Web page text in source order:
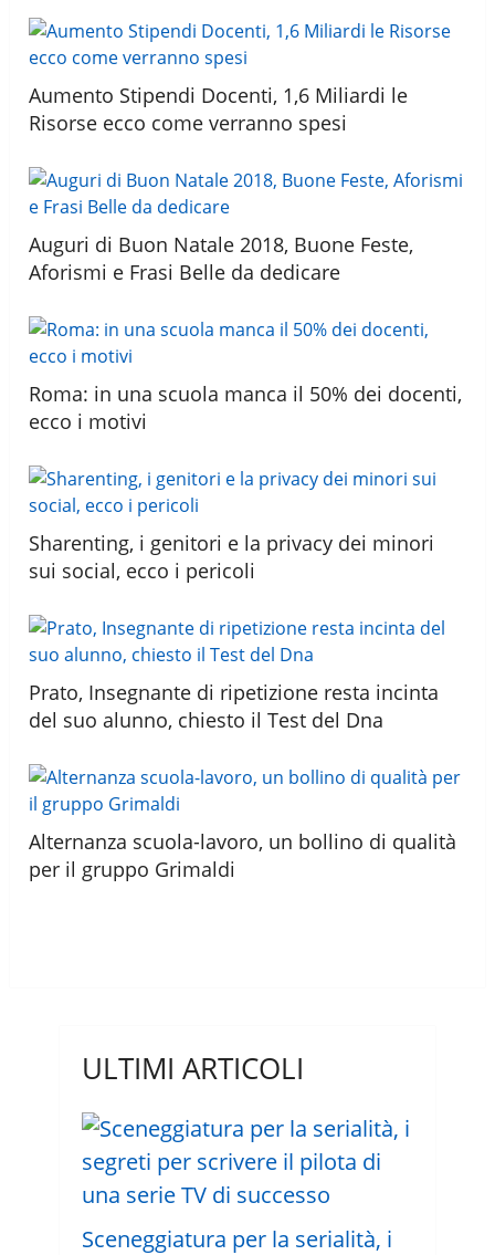
Aumento Stipendi Docenti, 1,6 Miliardi le
Risorse ecco come verranno spesi
Auguri di Buon Natale 2018, Buone Feste,
Aforismi e Frasi Belle da dedicare
Roma: in una scuola manca il 50% dei docenti,
ecco i motivi
Sharenting, i genitori e la privacy dei minori
sui social, ecco i pericoli
Prato, Insegnante di ripetizione resta incinta
del suo alunno, chiesto il Test del Dna
Alternanza scuola-lavoro, un bollino di qualità
per il gruppo Grimaldi
ULTIMI ARTICOLI
Sceneggiatura per la serialità, i